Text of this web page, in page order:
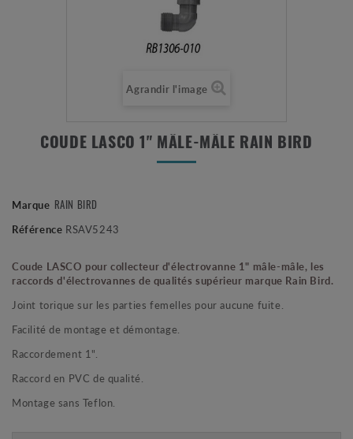
Agrandir l'image
COUDE LASCO 1" MÂLE-MÂLE RAIN BIRD
Marque RAIN BIRD
Référence RSAV5243
Coude LASCO pour collecteur d'électrovanne 1" mâle-mâle, les
raccords d'électrovannes de qualités supérieur marque Rain Bird.
Joint torique sur les parties femelles pour aucune fuite.
Facilité de montage et démontage.
Raccordement 1".
Raccord en PVC de qualité.
Montage sans Teflon.